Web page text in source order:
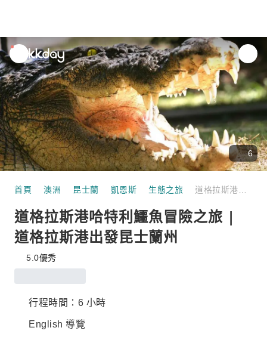
unread
notifications
6
首頁 澳洲 昆士蘭 凱恩斯 生態之旅
道格拉斯港哈特利鱷魚冒險之旅 |
道格拉斯港出發昆士蘭州
5.0優秀
行程時間：6 小時
English 導覽